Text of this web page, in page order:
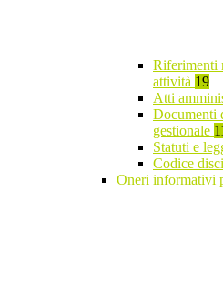
Riferimenti
attività 19
Atti
Documenti
gestionale
Statuti e
Codice
Oneri informativi